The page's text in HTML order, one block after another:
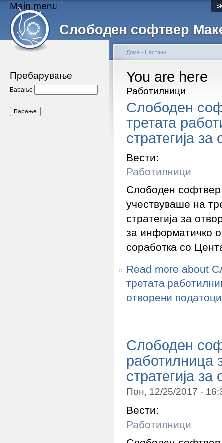
Слободен софтвер
Main menu
Пребарување
Барање
You are here
Дома › Настани
Работилници
Слободен
третата
стратегија
Вести:
Работилници
Слободен софтвер
учествуваше на
стратегија за
за информатичко
соработка со
Read more about
третата
отворени податоци
Слободен
работилница
стратегија
Пон, 12/25/2017 -
Вести:
Работилници